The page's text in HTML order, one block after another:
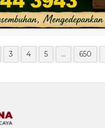
3 4 5 ... 650